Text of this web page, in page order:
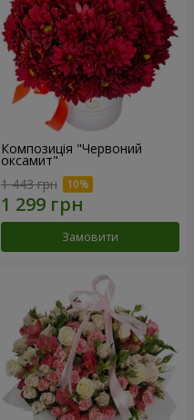
Композиція "Червоний
оксамит"
1 443 грн
Замовити